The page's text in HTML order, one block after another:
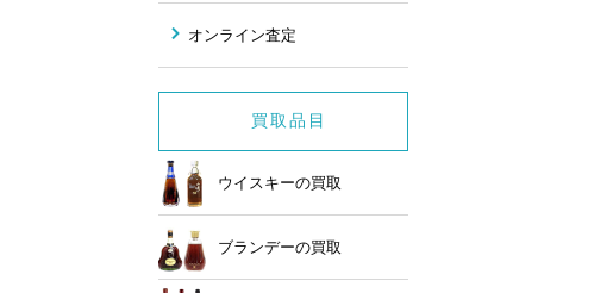
オンライン査定
買取品目
ウイスキーの買取
ブランデーの買取